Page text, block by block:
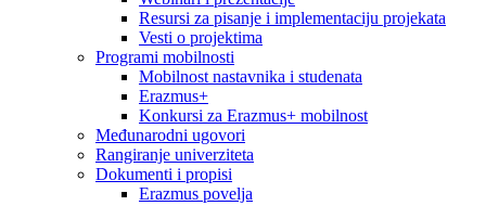
Resursi za pisanje i implementaciju projekata
Vesti o projektima
Programi mobilnosti
Mobilnost nastavnika i studenata
Erazmus+
Konkursi za Erazmus+ mobilnost
Međunarodni ugovori
Rangiranje univerziteta
Dokumenti i propisi
Erazmus povelja